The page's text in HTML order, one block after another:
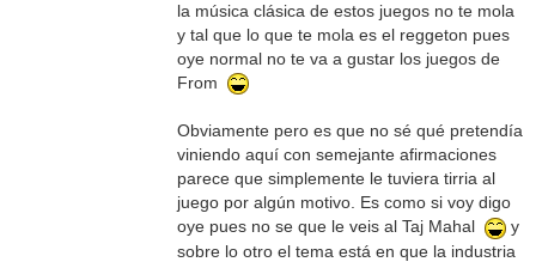
la música clásica de estos juegos no te mola
y tal que lo que te mola es el reggeton pues
oye normal no te va a gustar los juegos de
From
Obviamente pero es que no sé qué pretendía
viniendo aquí con semejante afirmaciones
parece que simplemente le tuviera tirria al
juego por algún motivo. Es como si voy digo
oye pues no se que le veis al Taj Mahal
y
sobre lo otro el tema está en que la industria